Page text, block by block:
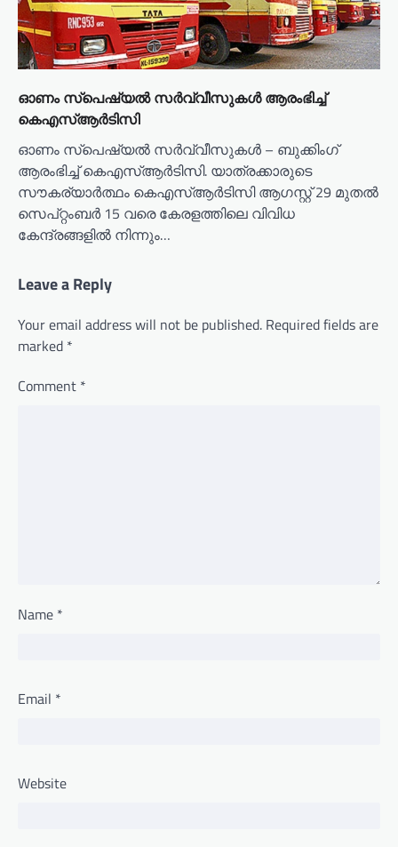
ഓണം സ്പെഷ്യൽ സർവ്വീസുകൾ ആരംഭിച്ച്
കെഎസ്ആർടിസി
ഓണം സ്പെഷ്യൽ സർവ്വീസുകൾ – ബുക്കിംഗ്
ആരംഭിച്ച് കെഎസ്ആർടിസി. യാത്രക്കാരുടെ
സൗകര്യാർത്ഥം കെഎസ്ആർടിസി ആഗസ്റ്റ് 29 മുതൽ
സെപ്റ്റംബർ 15 വരെ കേരളത്തിലെ വിവിധ
കേന്ദ്രങ്ങളിൽ നിന്നും…
Leave a Reply
Your email address will not be published. Required fields are
marked *
Comment *
Name *
Email *
Website